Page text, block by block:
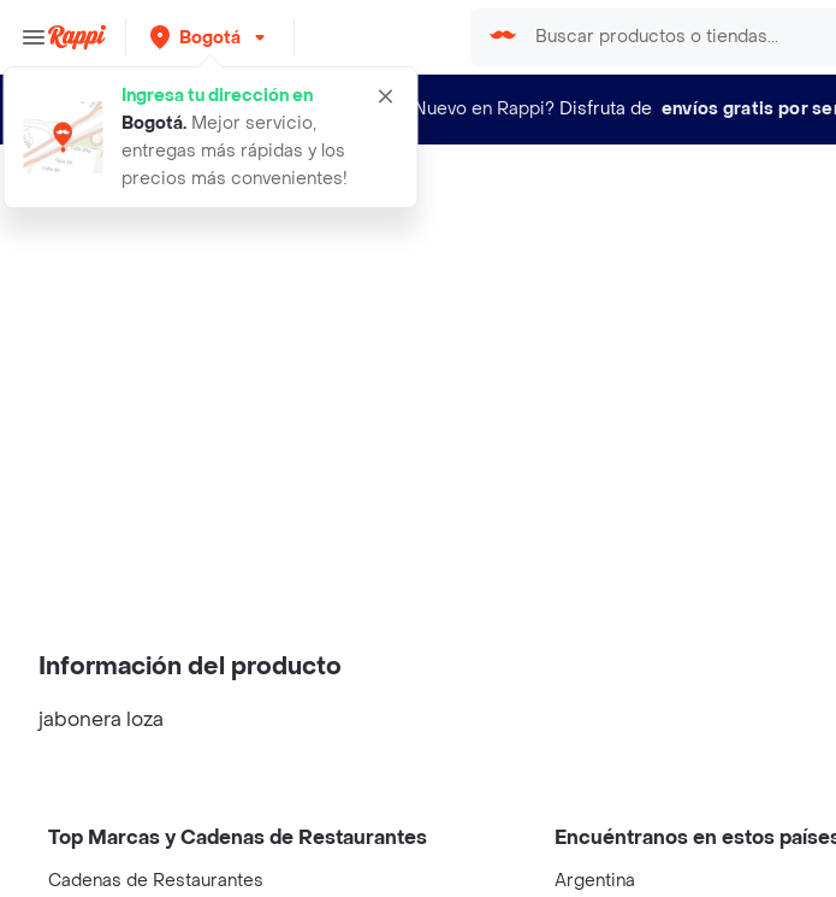
Bogotá
Ingresa tu dirección en
Bogotá. Mejor servicio,
entregas más rápidas y los
precios más convenientes!
¿Nuevo en Rappi? Disfruta de envíos gratis por
accesorio para bano jabonera loza
Información del producto
jabonera loza
Top Marcas y Cadenas de Restaurantes
Cadenas de Restaurantes
Encuéntranos en estos
Argentina